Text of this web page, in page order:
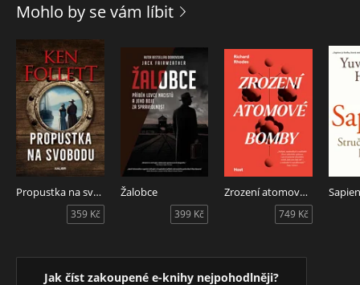
Abychom pochopili význam symbolu, je třeba zapojit
souvztažnostem skrze intuici. Proto se autorka rozhodla svoji
knihu postavit z velké části na ilustracích, se kterými strávila
mnoho času a mohla proto jejich symboliku do hloubky
vstřebat. V bohatě ilustrované knížce představuje staré
egyptské symboly zejména v kontextu psychologie C. G.
Junga a filosofie A. Schopenhauera. Záměrem je vybídnout
čtenáře k přemýšlení o lidské podstatě. Kniha je vhodná pro
široké publikum.
Mohlo by se vám líbit
Propustka na svobodu
359 Kč
Žalobce
399 Kč
Zrození atomové bomby
749 Kč
Jak číst zakoupené e-knihy nejpohodlněji?